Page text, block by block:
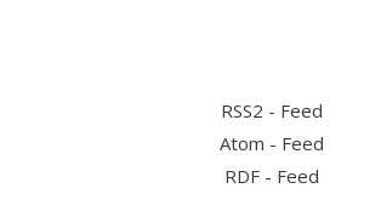
RSS2 - Feed
Atom - Feed
RDF - Feed